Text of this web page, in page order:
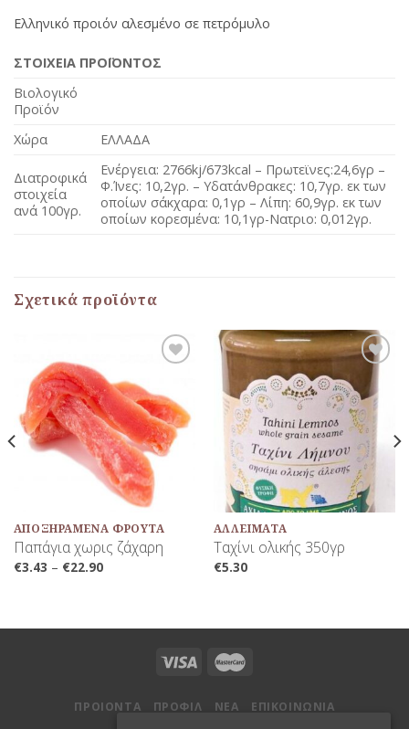
Ελληνικό προιόν αλεσμένο σε πετρόμυλο
ΣΤΟΙΧΕΙΑ ΠΡΟΪΟΝΤΟΣ
Βιολογικό
Προϊόν
Χώρα
ΕΛΛΑΔΑ
Διατροφικά
στοιχεία
ανά 100γρ.
Ενέργεια: 2766kj/673kcal – Πρωτεϊνες:24,6γρ –
Φ.Ίνες: 10,2γρ. – Υδατάνθρακες: 10,7γρ. εκ των
οποίων σάκχαρα: 0,1γρ – Λίπη: 60,9γρ. εκ των
οποίων κορεσμένα: 10,1γρ-Nατριο: 0,012γρ.
Σχετικά προϊόντα
στη Λίστα
Αγαπημένων
ΑΠΟΞΗΡΑΜΈΝΑ ΦΡΟΎΤΑ
Παπάγια χωρις ζάχαρη
€3.43 – €22.90
Προσθήκη
στη Λίστα
Αγαπημένων
AΛΛΕΊΜΑΤΑ
Ταχίνι ολικής 350γρ
€5.30
ΠΡΟΙΟΝΤΑ ΠΡΟΦΙΛ ΝΕΑ ΕΠΙΚΟΙΝΩΝΙΑ